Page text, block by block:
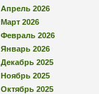
Апрель 2026
Март 2026
Февраль 2026
Январь 2026
Декабрь 2025
Ноябрь 2025
Октябрь 2025